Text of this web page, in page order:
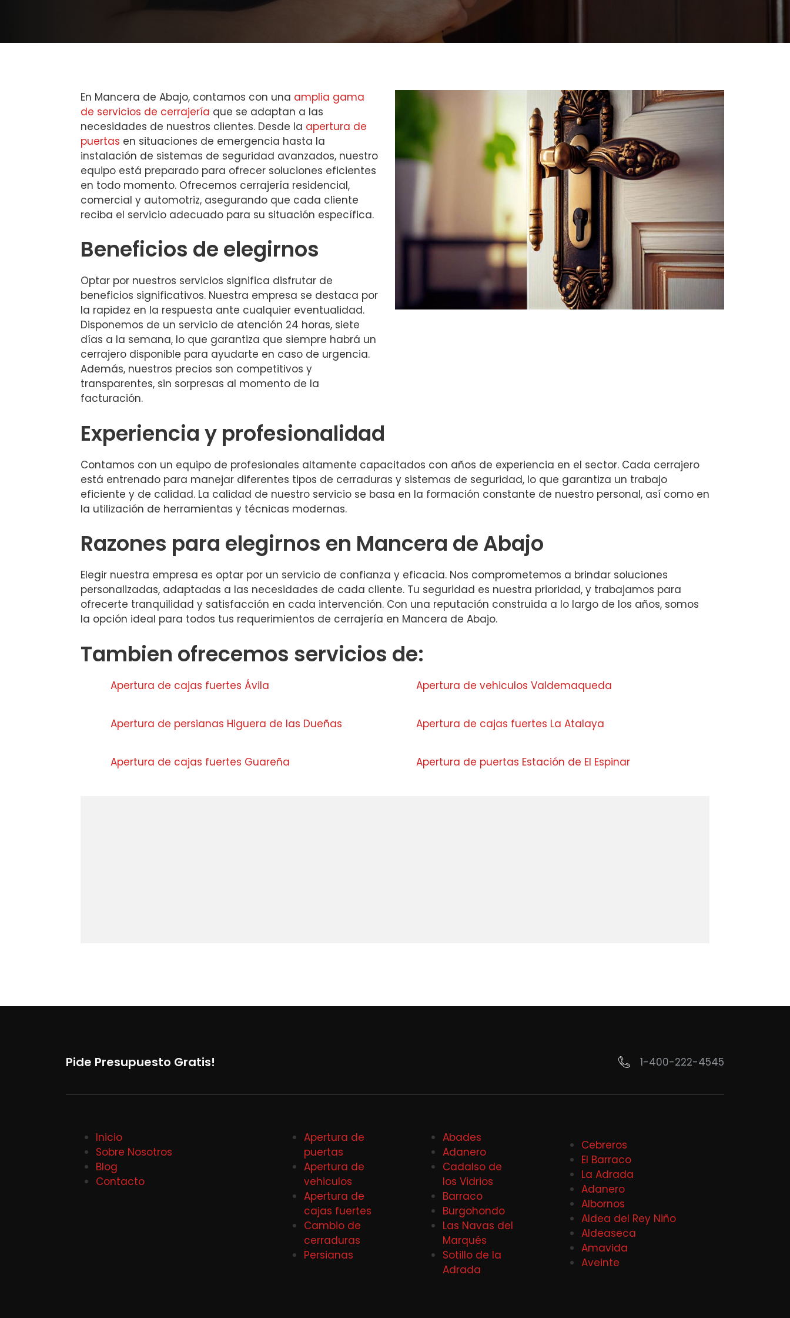
En Mancera de Abajo, contamos con una amplia gama
de servicios de cerrajería que se adaptan a las
necesidades de nuestros clientes. Desde la apertura de
puertas en situaciones de emergencia hasta la
instalación de sistemas de seguridad avanzados, nuestro
equipo está preparado para ofrecer soluciones eficientes
en todo momento. Ofrecemos cerrajería residencial,
comercial y automotriz, asegurando que cada cliente
reciba el servicio adecuado para su situación específica.
Beneficios de elegirnos
Optar por nuestros servicios significa disfrutar de
beneficios significativos. Nuestra empresa se destaca por
la rapidez en la respuesta ante cualquier eventualidad.
Disponemos de un servicio de atención 24 horas, siete
días a la semana, lo que garantiza que siempre habrá un
cerrajero disponible para ayudarte en caso de urgencia.
Además, nuestros precios son competitivos y
transparentes, sin sorpresas al momento de la
facturación.
Experiencia y profesionalidad
Contamos con un equipo de profesionales altamente capacitados con años de experiencia en el sector. Cada cerrajero
está entrenado para manejar diferentes tipos de cerraduras y sistemas de seguridad, lo que garantiza un trabajo
eficiente y de calidad. La calidad de nuestro servicio se basa en la formación constante de nuestro personal, así como en
la utilización de herramientas y técnicas modernas.
Razones para elegirnos en Mancera de Abajo
Elegir nuestra empresa es optar por un servicio de confianza y eficacia. Nos comprometemos a brindar soluciones
personalizadas, adaptadas a las necesidades de cada cliente. Tu seguridad es nuestra prioridad, y trabajamos para
ofrecerte tranquilidad y satisfacción en cada intervención. Con una reputación construida a lo largo de los años, somos
la opción ideal para todos tus requerimientos de cerrajería en Mancera de Abajo.
Tambien ofrecemos servicios de:
Apertura de cajas fuertes Ávila Apertura de vehiculos Valdemaqueda
Apertura de persianas Higuera de las Dueñas Apertura de cajas fuertes La Atalaya
Apertura de cajas fuertes Guareña Apertura de puertas Estación de El Espinar
Pide Presupuesto Gratis! 1-400-222-4545
Inicio
Sobre Nosotros
Blog
Contacto
Apertura de
puertas
Apertura de
vehiculos
Apertura de
cajas fuertes
Cambio de
cerraduras
Persianas
Abades
Adanero
Cadalso de
los Vidrios
Barraco
Burgohondo
Las Navas del
Marqués
Sotillo de la
Adrada
Cebreros
El Barraco
La Adrada
Adanero
Albornos
Aldea del Rey Niño
Aldeaseca
Amavida
Aveinte